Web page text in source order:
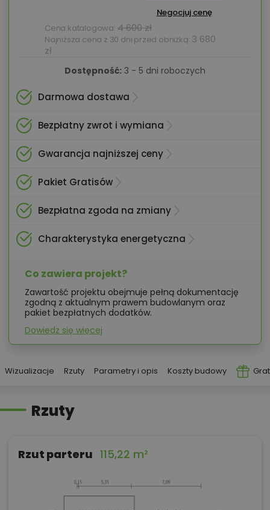
Negocjuj cenę
Cena katalogowa: 4 600 zł
Najniższa cena z 30 dni przed obniżką: 3 680
zł
Dostępność: 3 - 5 dni roboczych
Darmowa dostawa
Bezpłatny zwrot i wymiana
Gwarancja najniższej ceny
Pakiet Gratisów
Bezpłatna zgoda na zmiany
Charakterystyka energetyczna
Co zawiera projekt?
Zawartość projektu obejmuje pełną dokumentację
zgodną z aktualnym prawem budowlanym oraz
pakiet bezpłatnych dodatków.
Dowiedz się więcej
Wizualizacje Rzuty Parametry i opis Koszty budowy
Rzuty
Rzut parteru 115,22 m²